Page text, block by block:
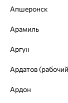
Апшеронск
Арамиль
Аргун
Ардон